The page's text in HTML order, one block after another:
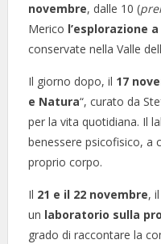
novembre, dalle 10 (
Merico l’esplorazione
conservate nella Valle
Il giorno dopo, il 17
e Natura“, curato da
per la vita quotidiana. Il
benessere psicofisico, a
proprio corpo.
Il 21 e il 22 novembre,
un laboratorio sulla
grado di raccontare la